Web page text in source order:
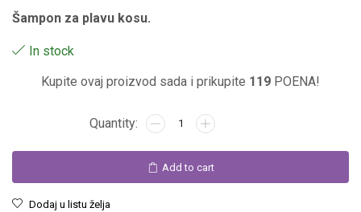
Šampon za plavu kosu.
In stock
Kupite ovaj proizvod sada i prikupite 119 POENA!
Add to cart
Dodaj u listu želja